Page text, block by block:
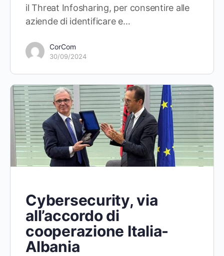
il Threat Infosharing, per consentire alle
aziende di identificare e…
CorCom
30/09/2024
Cybersecurity, via
all’accordo di
cooperazione Italia-
Albania